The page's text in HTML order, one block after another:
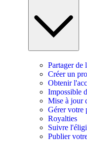
Partager de
Créer un
Obtenir
Impossible
Mise à jour
Gérer votre
Royalties
Suivre
Publier